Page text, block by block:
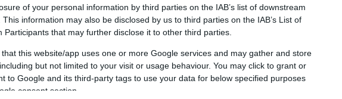
of your personal information by third parties on the IAB’s list of downstream
This information may also be disclosed by us to third parties on the IAB’s List of
Participants that may further disclose it to other third parties.
that this website/app uses one or more Google services and may gather and store
but not limited to your visit or usage behaviour. You may click to grant or
to Google and its third-party tags to use your data for below specified purposes
consent section.
Verantwortung?
A havi
különböző
Türingia
Mit jelent
adórendszer?
Német beutazási